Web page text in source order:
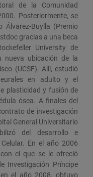
de la Comunidad
Posteriormente, se
Buylla (Premio
gracias a una beca
University de
nueva ubicación de la
(UCSF). Allí, estudió
en adulto y el
plasticidad y fusión de
ósea. A finales del
de investigación
General Universitario
del desarrollo e
En el año 2006
el que se le ofreció
Investigación Príncipe
el año 2008, obtuvo